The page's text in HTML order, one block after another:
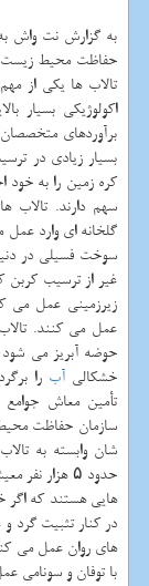
به گزارش نت واش
حفاظت محیط زیست
تالاب ها یكی از
اكولوژیكی بسیار
برآوردهای
بسیار زیادی در
كره زمین را به
سهم دارند. تالاب
سوخت فسیلی در
غیر از ترسیب
زیرزمینی عمل می
عمل می كنند.
حوضه آبریز می
خشكالیآب را
تأمین معاش
حدود ۵ هزار
هایی هستند كه اگر
در كنار تثبیت گرد
های روان عمل می
با توفان و سونامی